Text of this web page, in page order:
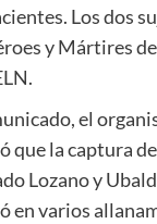
Los dos
y Mártires de
el
que la captura
Lozano y
en varios